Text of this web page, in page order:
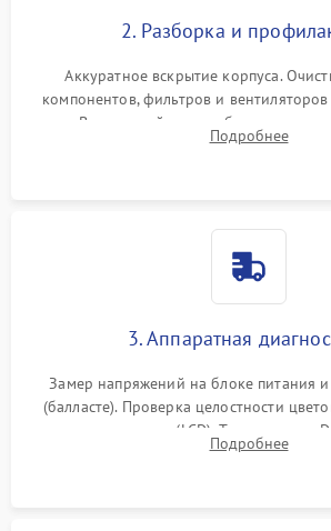
2. Разборка и
Аккуратное вскрытие корпуса.
компонентов, фильтров и
пыли. Визуальный осмотр блока
материнской платы на наличие
Подробнее
3. Аппаратная
Замер напряжений на блоке питания
(балласте). Проверка целостности
или поляризаторов (LCD). Тестирование
температуры и оптопар с помощью
Подробнее